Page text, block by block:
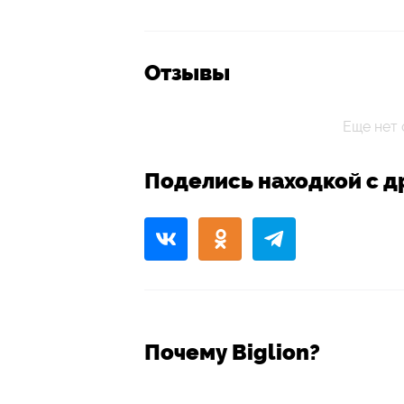
Отзывы
Еще нет
Поделись находкой с
Почему Biglion?